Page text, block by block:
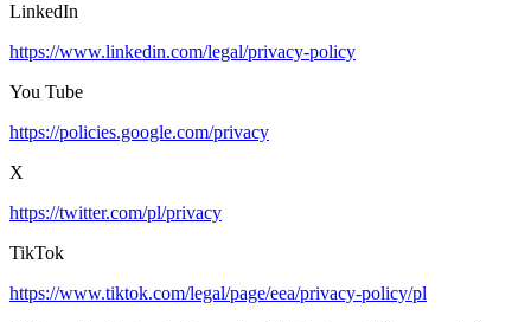
LinkedIn
https://www.linkedin.com/legal/privacy-policy
You Tube
https://policies.google.com/privacy
X
https://twitter.com/pl/privacy
TikTok
https://www.tiktok.com/legal/page/eea/privacy-policy/pl